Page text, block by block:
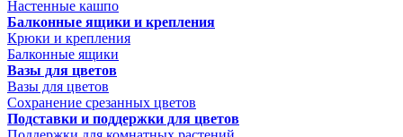
Настенные кашпо
Балконные ящики и крепления
Крюки и крепления
Балконные ящики
Вазы для цветов
Вазы для цветов
Сохранение срезанных цветов
Подставки и поддержки для цветов